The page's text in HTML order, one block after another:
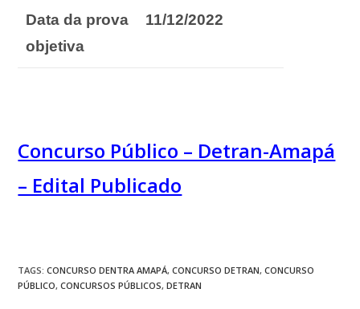
Data da prova
objetiva
11/12/2022
Concurso Público – Detran-Amapá
– Edital Publicado
TAGS:CONCURSO DENTRA AMAPÁ, CONCURSO DETRAN, CONCURSO
PÚBLICO, CONCURSOS PÚBLICOS, DETRAN